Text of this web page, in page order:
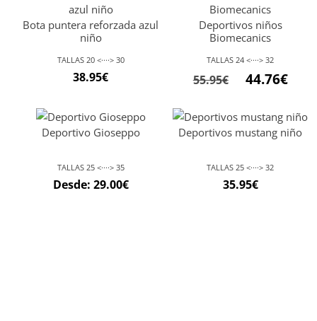
Bota puntera reforzada azul
niño
TALLAS 20 <····> 30
38.95€
Deportivos niños
Biomecanics
TALLAS 24 <····> 32
55.95€
El
original
era:
44.76€El
es:
Deportivo Gioseppo
TALLAS 25 <····> 35
Desde: 29.00€
Deportivos mustang niño
TALLAS 25 <····> 32
35.95€